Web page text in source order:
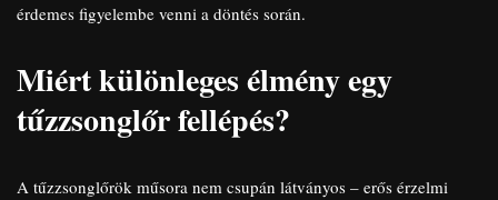
érdemes figyelembe venni a döntés során.
Miért különleges élmény egy
tűzzsonglőr fellépés?
A tűzzsonglőrök műsora nem csupán látványos – erős érzelmi